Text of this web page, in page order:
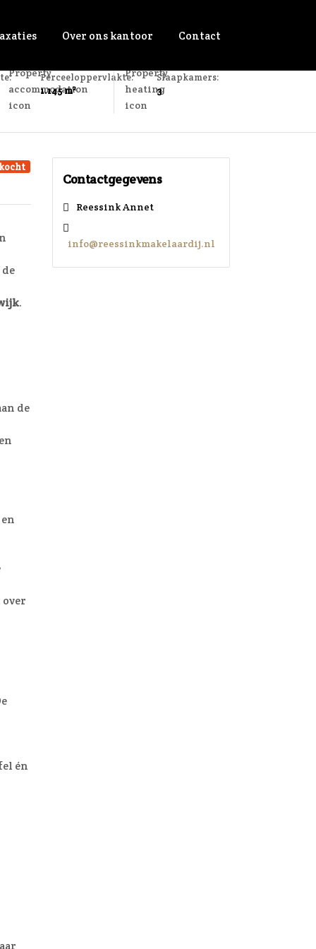
Over ons kantoor Contact
Perceeloppervlakte:
1.145 m²
Slaapkamers:
3
.
de
én
Contactgegevens
Reessink Annet
info@reessinkmakelaardij.nl